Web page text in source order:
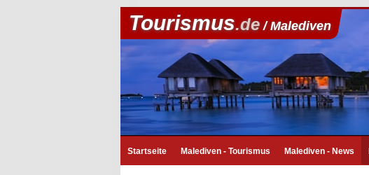
Tourismus.de/ Malediven
Startseite Malediven - Tourismus Malediven - News